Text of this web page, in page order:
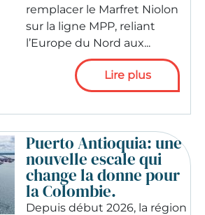
remplacer le Marfret Niolon
sur la ligne MPP, reliant
l’Europe du Nord aux...
Lire plus
Puerto Antioquia: une
nouvelle escale qui
change la donne pour
la Colombie.
Depuis début 2026, la région